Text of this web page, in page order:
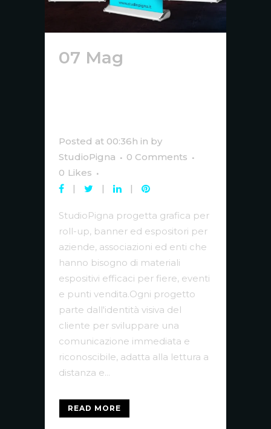
07 Mag
Posted at 00:36h in by
StudioPigna
0 Comments
0 Likes
StudioPigna progetta grafica per
roll-up, banner ed espositori per
aziende, associazioni ed enti che
hanno bisogno di materiali
espositivi efficaci per fiere, eventi
e punti vendita.Ogni progetto
parte dall'identità visiva del
cliente per sviluppare una
comunicazione immediata e
riconoscibile, adatta alla lettura a
distanza e...
READ MORE